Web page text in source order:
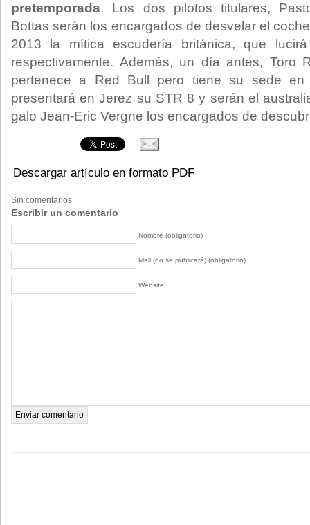
pretemporada. Los dos pilotos titulares,
Bottas serán los encargados de desvelar el
2013 la mítica escudería británica, que
respectivamente. Además, un día antes, Toro
pertenece a Red Bull pero tiene su sede en
presentará en Jerez su STR 8 y serán el
galo Jean-Eric Vergne los encargados de
Descargar artículo en formato PDF
Sin comentarios
Escribir un comentario
Nombre (obligatorio)
Mail (no se publicará) (obligatorio)
Website